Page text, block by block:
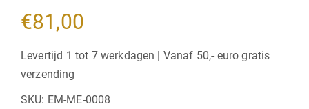
€81,00
Levertijd 1 tot 7 werkdagen | Vanaf 50,- euro gratis
verzending
SKU: EM-ME-0008